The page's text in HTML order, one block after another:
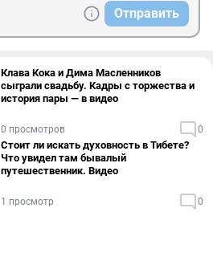
Отправить
Клава Кока и Дима Масленников
сыграли свадьбу. Кадры с торжества и
история пары — в видео
0 просмотров 0
Стоит ли искать духовность в Тибете?
Что увидел там бывалый
путешественник. Видео
1 просмотр 0